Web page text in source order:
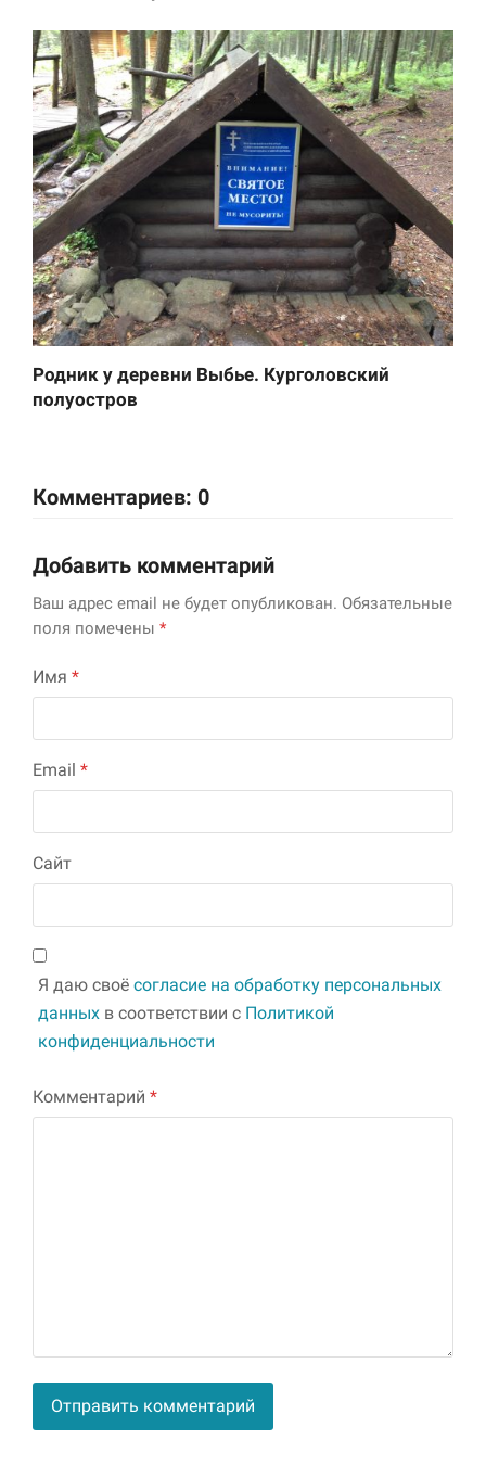
Родник у деревни Выбье. Курголовский
полуостров
Комментариев: 0
Добавить комментарий
Ваш адрес email не будет опубликован. Обязательные
поля помечены *
Имя *
Email *
Сайт
Я даю своё согласие на обработку персональных
данных в соответствии с Политикой
конфиденциальности
Комментарий *